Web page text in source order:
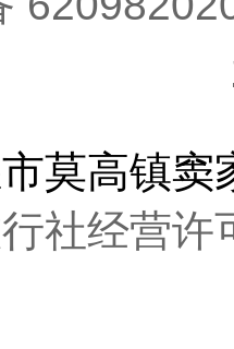
莫高镇
社经营许